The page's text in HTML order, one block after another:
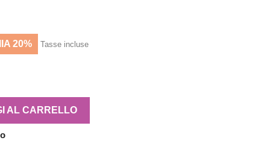
20% Tasse incluse
AL CARRELLO